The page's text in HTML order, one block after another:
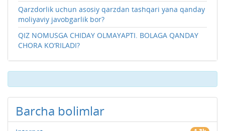
Qarzdorlik uchun asosiy qarzdan tashqari yana qanday
moliyaviy javobgarlik bor?
QIZ NOMUSGA CHIDAY OLMAYAPTI. BOLAGA QANDAY
CHORA KO‘RILADI?
Barcha bolimlar